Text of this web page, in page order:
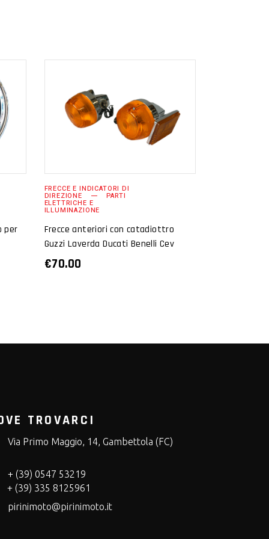
per
AGGIUNGI AL
CARRELLO
FRECCE E INDICATORI DI
DIREZIONE PARTI
ELETTRICHE E
ILLUMINAZIONE
Frecce anteriori con catadiottro
Guzzi Laverda Ducati Benelli Cev
€70.00
TROVARCI
Via Primo Maggio, 14, Gambettola (FC)
+ (39) 0547 53219
+ (39) 335 8125961
pirinimoto@pirinimoto.it